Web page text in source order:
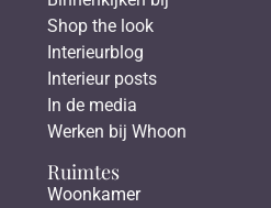
Shop the look
Interieurblog
Interieur posts
In de media
Werken bij Whoon
Ruimtes
Woonkamer